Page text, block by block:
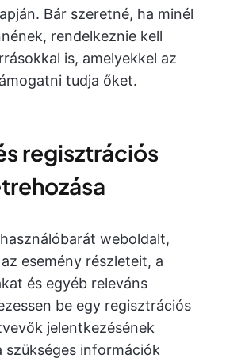
Bár szeretné, ha minél
rendelkeznie kell
is, amelyekkel az
tudja őket.
regisztrációs
weboldalt,
esemény részleteit, a
és egyéb releváns
be egy regisztrációs
jelentkezésének
szükséges információk